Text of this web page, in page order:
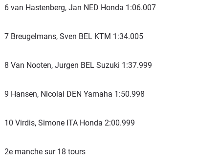
6 van Hastenberg, Jan NED Honda 1:06.007
7 Breugelmans, Sven BEL KTM 1:34.005
8 Van Nooten, Jurgen BEL Suzuki 1:37.999
9 Hansen, Nicolai DEN Yamaha 1:50.998
10 Virdis, Simone ITA Honda 2:00.999
2e manche sur 18 tours